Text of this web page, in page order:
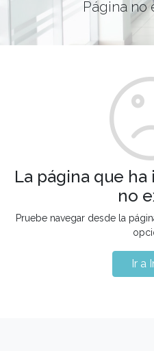
Página no
La página que
no
Pruebe navegar desde la
Ir a